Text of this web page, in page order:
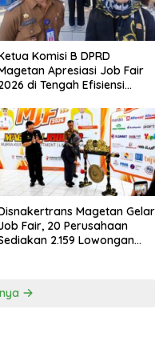
Komisi B DPRD
Apresiasi Job Fair
di Tengah Efisiensi
Magetan Gelar
Fair, 20 Perusahaan
2.159 Lowongan